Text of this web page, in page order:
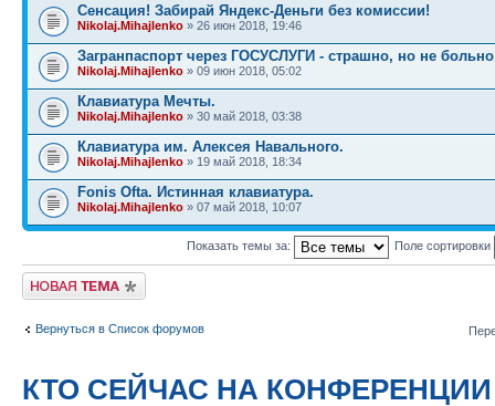
Сенсация! Забирай Яндекс-Деньги без комиссии!
Nikolaj.Mihajlenko » 26 июн 2018, 19:46
Загранпаспорт через ГОСУСЛУГИ - страшно, но не
Nikolaj.Mihajlenko » 09 июн 2018, 05:02
Клавиатура Мечты.
Nikolaj.Mihajlenko » 30 май 2018, 03:38
Клавиатура им. Алексея Навального.
Nikolaj.Mihajlenko » 19 май 2018, 18:34
Fonis Ofta. Истинная клавиатура.
Nikolaj.Mihajlenko » 07 май 2018, 10:07
Показать темы за: Поле сортировки
Новая тема
Вернуться в Список форумов
КТО СЕЙЧАС НА КОНФЕРЕНЦИИ